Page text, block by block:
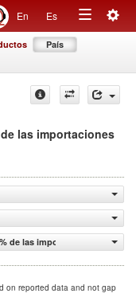
En Es
Toggle
País
las importaciones
de las importaciones de
on reported data and not gap